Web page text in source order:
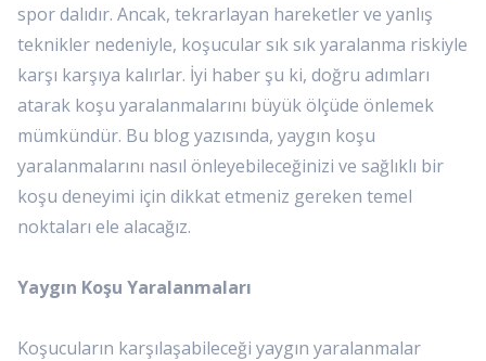
spor dalıdır. Ancak, tekrarlayan hareketler ve yanlış
teknikler nedeniyle, koşucular sık sık yaralanma riskiyle
karşı karşıya kalırlar. İyi haber şu ki, doğru adımları
atarak koşu yaralanmalarını büyük ölçüde önlemek
mümkündür. Bu blog yazısında, yaygın koşu
yaralanmalarını nasıl önleyebileceğinizi ve sağlıklı bir
koşu deneyimi için dikkat etmeniz gereken temel
noktaları ele alacağız.
Yaygın Koşu Yaralanmaları
Koşucuların karşılaşabileceği yaygın yaralanmalar